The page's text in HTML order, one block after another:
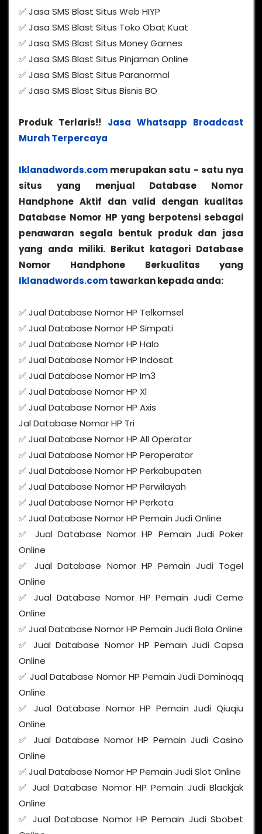
✅ Jasa SMS Blast Situs Web HIYP
✅ Jasa SMS Blast Situs Toko Obat Kuat
✅ Jasa SMS Blast Situs Money Games
✅ Jasa SMS Blast Situs Pinjaman Online
✅ Jasa SMS Blast Situs Paranormal
✅ Jasa SMS Blast Situs Bisnis BO
Produk Terlaris!! Jasa Whatsapp Broadcast
Murah Terpercaya
Iklanadwords.com merupakan satu - satu nya
situs yang menjual Database Nomor
Handphone Aktif dan valid dengan kualitas
Database Nomor HP yang berpotensi sebagai
penawaran segala bentuk produk dan jasa
yang anda miliki. Berikut katagori Database
Nomor Handphone Berkualitas yang
Iklanadwords.comtawarkan kepada anda:
✅ Jual Database Nomor HP Telkomsel
✅ Jual Database Nomor HP Simpati
✅ Jual Database Nomor HP Halo
✅ Jual Database Nomor HP Indosat
✅ Jual Database Nomor HP Im3
✅ Jual Database Nomor HP Xl
✅ Jual Database Nomor HP Axis
Jal Database Nomor HP Tri
✅ Jual Database Nomor HP All Operator
✅ Jual Database Nomor HP Peroperator
✅ Jual Database Nomor HP Perkabupaten
✅ Jual Database Nomor HP Perwilayah
✅ Jual Database Nomor HP Perkota
✅ Jual Database Nomor HP Pemain Judi Online
✅ Jual Database Nomor HP Pemain Judi Poker
Online
✅ Jual Database Nomor HP Pemain Judi Togel
Online
✅ Jual Database Nomor HP Pemain Judi Ceme
Online
✅ Jual Database Nomor HP Pemain Judi Bola Online
✅ Jual Database Nomor HP Pemain Judi Capsa
Online
✅ Jual Database Nomor HP Pemain Judi Dominoqq
Online
✅ Jual Database Nomor HP Pemain Judi Qiuqiu
Online
✅ Jual Database Nomor HP Pemain Judi Casino
Online
✅ Jual Database Nomor HP Pemain Judi Slot Online
✅ Jual Database Nomor HP Pemain Judi Blackjak
Online
✅ Jual Database Nomor HP Pemain Judi Sbobet